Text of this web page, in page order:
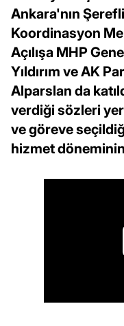
Ankara'nın
Koordinasyon
Açılışa MHP
Yıldırım ve AK
Alparslan da
verdiği sözleri
ve göreve
hizmet